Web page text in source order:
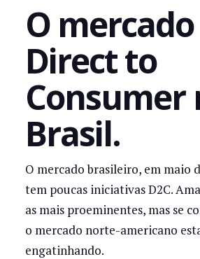
O mercado
Direct to
Consumer
Brasil.
O mercado brasileiro, em maio
tem poucas iniciativas D2C.
as mais proeminentes, mas se
o mercado norte-americano
engatinhando.